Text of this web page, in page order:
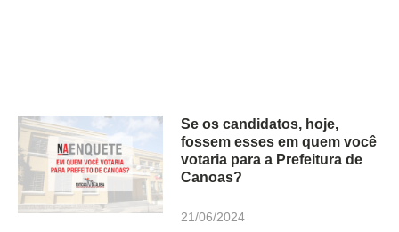
Se os candidatos, hoje,
fossem esses em quem você
votaria para a Prefeitura de
Canoas?
21/06/2024